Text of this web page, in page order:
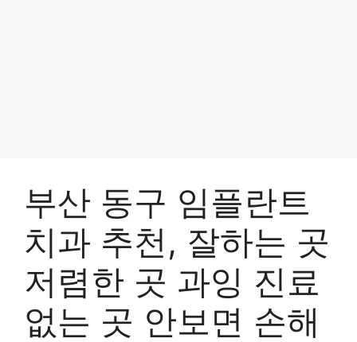
부산 동구 임플란트
치과 추천, 잘하는 곳
저렴한 곳 과잉 진료
없는 곳 안보면 손해